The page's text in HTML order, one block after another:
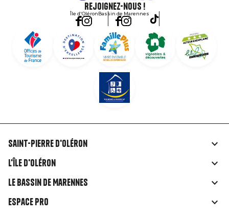
Rejoignez-nous !
Île d'OléronBassin de Marennes
Liens
rubriques
Saint-Pierre d'Oléron
L'île d'Oléron
Le Bassin de Marennes
Espace Pro